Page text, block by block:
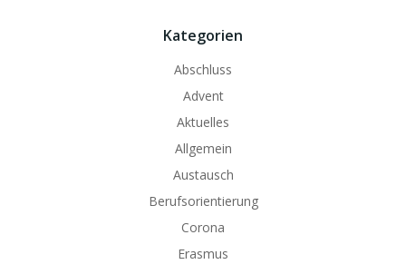
Kategorien
Abschluss
Advent
Aktuelles
Allgemein
Austausch
Berufsorientierung
Corona
Erasmus